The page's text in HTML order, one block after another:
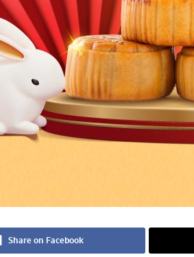
Share on Facebook